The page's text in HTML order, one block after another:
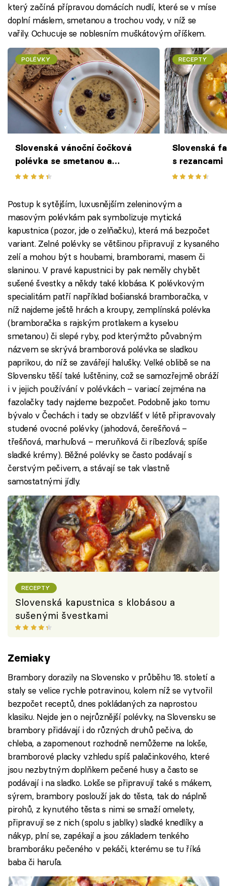
který začíná přípravou domácích nudlí, které se v míse
doplní máslem, smetanou a trochou vody, v níž se
vařily. Ochucuje se noblesním muškátovým oříškem.
POLÉVKY
Slovenská vánoční čočková
polévka se smetanou a
sušenými švestkami
RECEPTY
Slovenská
s rezancami
Postup k sytějším, luxusnějším zeleninovým a
masovým polévkám pak symbolizuje mytická
kapustnica (pozor, jde o zelňačku), která má bezpočet
variant. Zelné polévky se většinou připravují z kysaného
zelí a mohou být s houbami, bramborami, masem či
slaninou. V pravé kapustnici by pak neměly chybět
sušené švestky a někdy také klobása. K polévkovým
specialitám patří například bošianská bramboračka, v
níž najdeme ještě hrách a kroupy, zemplínská polévka
(bramboračka s rajským protlakem a kyselou
smetanou) či slepé ryby, pod kterýmžto půvabným
názvem se skrývá bramborová polévka se sladkou
paprikou, do níž se zavářejí halušky. Velké oblibě se na
Slovensku těší také luštěniny, což se samozřejmě obráží
i v jejich používání v polévkách – variací zejména na
fazolačky tady najdeme bezpočet. Podobně jako tomu
bývalo v Čechách i tady se obzvlášť v létě připravovaly
studené ovocné polévky (jahodová, čerešňová –
třešňová, marhuľová – meruňková či ríbezľová; spíše
sladké krémy). Běžné polévky se často podávají s
čerstvým pečivem, a stávají se tak vlastně
samostatnými jídly.
RECEPTY
Slovenská kapustnica s klobásou a
sušenými švestkami
Zemiaky
Brambory dorazily na Slovensko v průběhu 18. století a
staly se velice rychle potravinou, kolem níž se vytvořil
bezpočet receptů, dnes pokládaných za naprostou
klasiku. Nejde jen o nejrůznější polévky, na Slovensku se
brambory přidávají i do různých druhů pečiva, do
chleba, a zapomenout rozhodně nemůžeme na lokše,
bramborové placky vzhledu spíš palačinkového, které
jsou nezbytným doplňkem pečené husy a často se
podávají i na sladko. Lokše se připravují také s mákem,
sýrem, brambory poslouží jak do těsta, tak do náplně
pirohů, z kynutého těsta s nimi se smaží omelety,
připravují se z nich (spolu s jablky) sladké knedlíky a
nákyp, plní se, zapékají a jsou základem tenkého
bramboráku pečeného v pekáči, kterému se tu říká
baba či haruľa.